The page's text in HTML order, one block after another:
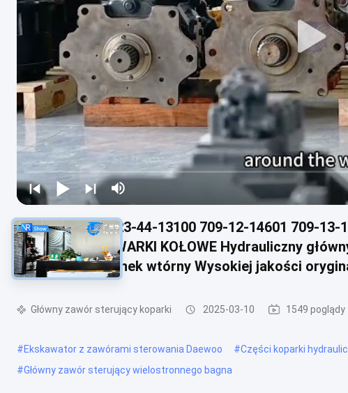
723-44-13101 723-44-13100 709-12-14601 709-13-
WA480-6 ŁADOWARKI KOŁOWE Hydrauliczny
budowlanych Rynek wtórny Wysokiej jakości
Główny zawór sterujący koparki 2025-03-10 1549 poglądy
#Ekskawator z zawórami sterowania Daewoo #Części koparki
#Główny zawór sterujący wielostronnego bagna